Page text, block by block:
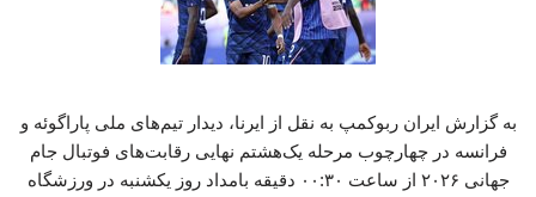
به گزارش ایران ربوکمپ به نقل از ایرنا، دیدار تیم‌های ملی پاراگوئه و
فرانسه در چهارچوب مرحله یک‌هشتم نهایی رقابت‌های فوتبال جام
جهانی ۲۰۲۶ از ساعت ۰۰:۳۰ دقیقه بامداد روز یکشنبه در ورزشگاه